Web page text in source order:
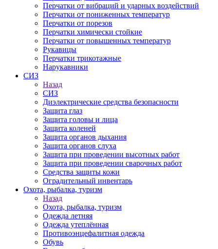
Перчатки от вибраций и ударных воздействий
Перчатки от пониженных температур
Перчатки от порезов
Перчатки химически стойкие
Перчатки от повышенных температур
Рукавицы
Перчатки трикотажные
Нарукавники
СИЗ
Назад
СИЗ
Диэлектрические средства безопасности
Защита глаз
Защита головы и лица
Защита коленей
Защита органов дыхания
Защита органов слуха
Защита при проведении высотных работ
Защита при проведении сварочных работ
Средства защиты кожи
Оградительный инвентарь
Охота, рыбалка, туризм
Назад
Охота, рыбалка, туризм
Одежда летняя
Одежда утеплённая
Противоэнцефалитная одежда
Обувь